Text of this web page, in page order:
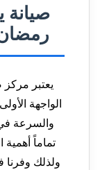
صيانة
يعتبر
الواجهة
والسرعة
تماماً أهمية
ولذلك وفرنا